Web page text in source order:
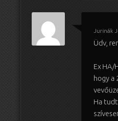
Jurinák
Üdv,
Ex HA/
hogy a
Ha